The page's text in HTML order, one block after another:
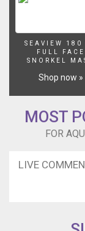
SEAVIEW 180
FULL FACE
SNORKEL
Shop now »
MOST
FOR
LIVE